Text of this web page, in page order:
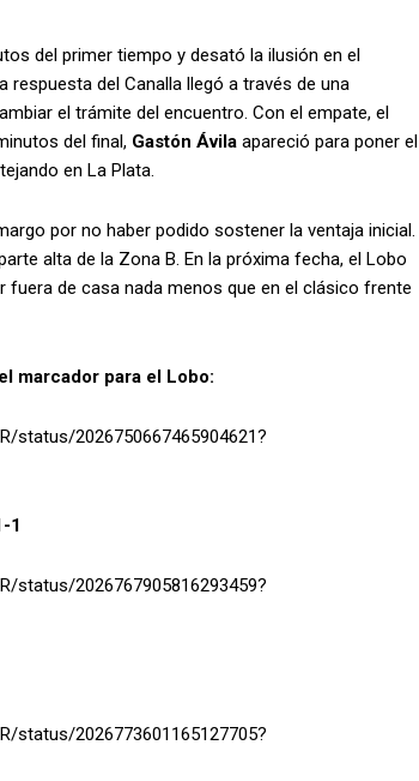
del primer tiempo y desató la ilusión en el
respuesta del Canalla llegó a través de una
el trámite del encuentro. Con el empate, el
del final, Gastón Ávila apareció para poner el
en La Plata.
por no haber podido sostener la ventaja inicial.
alta de la Zona B. En la próxima fecha, el Lobo
fuera de casa nada menos que en el clásico frente
marcador para el Lobo:
status/2026750667465904621?
1
status/2026767905816293459?
status/2026773601165127705?